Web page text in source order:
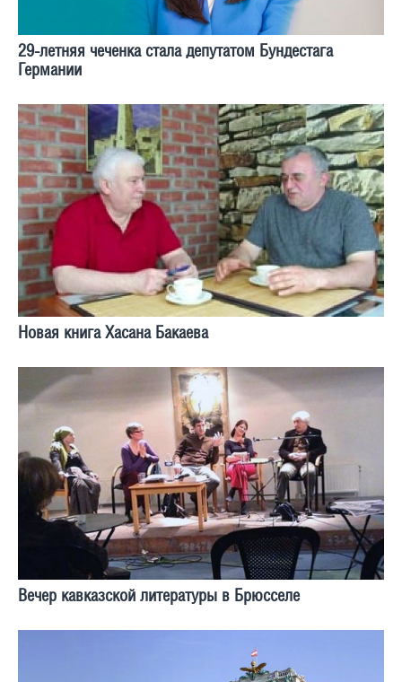
29-летняя чеченка стала депутатом Бундестага
Германии
Новая книга Хасана Бакаева
Вечер кавказской литературы в Брюсселе